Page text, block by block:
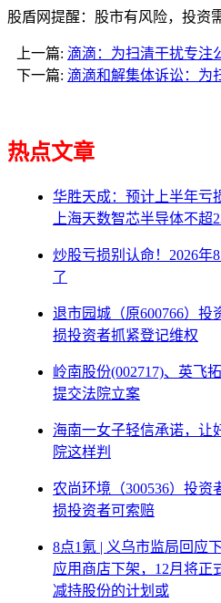
股盾网提醒：股市有风险，投资
上一篇: 滴滴：为扫清干扰专注
下一篇: 滴滴和解集体诉讼：为
热点文章
华胜天成：预计上半年亏
上海天数智芯半导体不超
炒股亏损别认命！2026年
了
退市园城（原600766）
损投资者抓紧登记维权
岭南股份(002717)、英飞
提交法院立案
海南一女子轻信承诺，让
院这样判
农尚环境（300536）投
损投资者可索赔
8点1氪 | 义乌市监局回应
应用商店下架，12月将正
减持股份的计划或